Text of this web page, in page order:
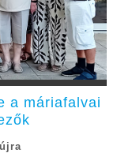
a máriafalvai